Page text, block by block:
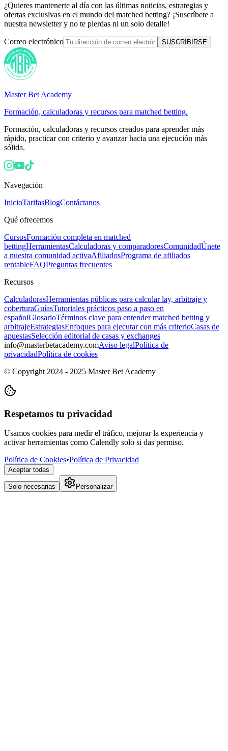
¿Quieres mantenerte al día con las últimas noticias, estrategias y
ofertas exclusivas en el mundo del matched betting? ¡Suscríbete a
nuestra newsletter y no te pierdas ni un solo detalle!
Correo electrónico SUSCRIBIRSE
Master Bet Academy
Formación, calculadoras y recursos para matched betting.
Formación, calculadoras y recursos creados para aprender más
rápido, practicar con criterio y avanzar hacia una ejecución más
sólida.
Navegación
InicioTarifasBlogContáctanos
Qué ofrecemos
CursosFormación completa en matched
bettingHerramientasCalculadoras y comparadoresComunidadÚnete
a nuestra comunidad activaAfiliadosPrograma de afiliados
rentableFAQPreguntas frecuentes
Recursos
CalculadorasHerramientas públicas para calcular lay, arbitraje y
coberturaGuíasTutoriales prácticos paso a paso en
españolGlosarioTérminos clave para entender matched betting y
arbitrajeEstrategiasEnfoques para ejecutar con más criterioCasas de
apuestasSelección editorial de casas y exchanges
info@masterbetacademy.comAviso legalPolítica de
privacidadPolítica de cookies
© Copyright 2024 - 2025 Master Bet Academy
Respetamos tu privacidad
Usamos cookies para medir el tráfico, mejorar la experiencia y
activar herramientas como Calendly solo si das permiso.
Política de Cookies•Política de Privacidad
Aceptar todas
Solo necesarias Personalizar